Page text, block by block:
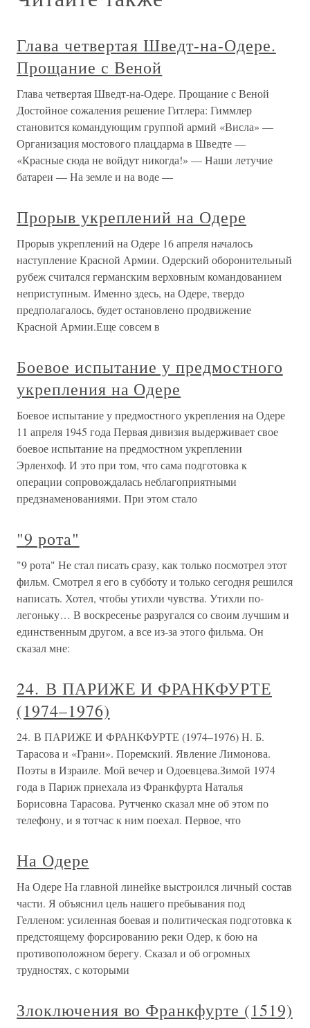
Глава четвертая Шведт-на-Одере.
Прощание с Веной
Глава четвертая Шведт-на-Одере. Прощание с Веной
Достойное сожаления решение Гитлера: Гиммлер
становится командующим группой армий «Висла» —
Организация мостового плацдарма в Шведте —
«Красные сюда не войдут никогда!» — Наши летучие
батареи — На земле и на воде —
Прорыв укреплений на Одере
Прорыв укреплений на Одере 16 апреля началось
наступление Красной Армии. Одерский оборонительный
рубеж считался германским верховным командованием
неприступным. Именно здесь, на Одере, твердо
предполагалось, будет остановлено продвижение
Красной Армии.Еще совсем в
Боевое испытание у предмостного
укрепления на Одере
Боевое испытание у предмостного укрепления на Одере
11 апреля 1945 года Первая дивизия выдерживает свое
боевое испытание на предмостном укреплении
Эрленхоф. И это при том, что сама подготовка к
операции сопровождалась неблагоприятными
предзнаменованиями. При этом стало
"9 рота"
"9 рота" Не стал писать сразу, как только посмотрел этот
фильм. Смотрел я его в субботу и только сегодня решился
написать. Хотел, чтобы утихли чувства. Утихли по-
легоньку… В воскресенье разругался со своим лучшим и
единственным другом, а все из-за этого фильма. Он
сказал мне:
24. В ПАРИЖЕ И ФРАНКФУРТЕ
(1974–1976)
24. В ПАРИЖЕ И ФРАНКФУРТЕ (1974–1976) Н. Б.
Тарасова и «Грани». Поремский. Явление Лимонова.
Поэты в Израиле. Мой вечер и Одоевцева.Зимой 1974
года в Париж приехала из Франкфурта Наталья
Борисовна Тарасова. Рутченко сказал мне об этом по
телефону, и я тотчас к ним поехал. Первое, что
На Одере
На Одере На главной линейке выстроился личный состав
части. Я объяснил цель нашего пребывания под
Гелленом: усиленная боевая и политическая подготовка к
предстоящему форсированию реки Одер, к бою на
противоположном берегу. Сказал и об огромных
трудностях, с которыми
Злоключения во Франкфурте (1519)